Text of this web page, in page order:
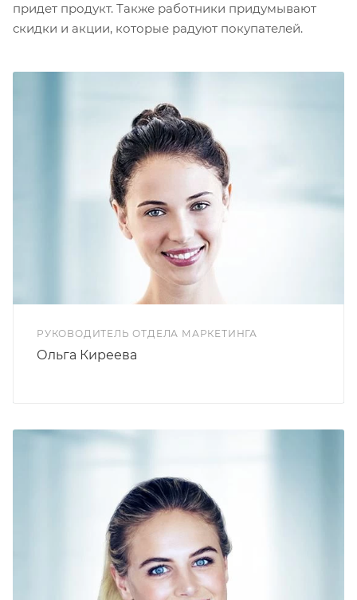
придет продукт. Также работники придумывают
скидки и акции, которые радуют покупателей.
РУКОВОДИТЕЛЬ ОТДЕЛА МАРКЕТИНГА
Ольга Киреева